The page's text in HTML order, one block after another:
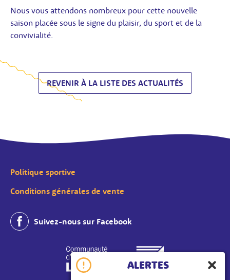
ALERTES
Nous vous attendons nombreux pour cette nouvelle
saison placée sous le signe du plaisir, du sport et de la
convivialité.
REVENIR À LA LISTE DES ACTUALITÉS
Politique sportive
Conditions générales de vente
Suivez-nous sur Facebook